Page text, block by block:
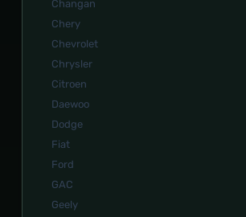
Changan
Chery
Chevrolet
Chrysler
Citroen
Daewoo
Dodge
Fiat
Ford
GAC
Geely